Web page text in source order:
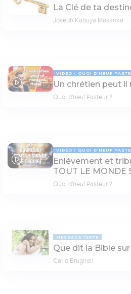
La Clé de ta
Joseph Kabuya Masanka
17:21
VIDÉO QUOI D'NEUF
Un chrétien peut il
Quoi d'neuf Pasteur ?
78:19
VIDÉO QUOI D'NEUF
Enlèvement et
TOUT LE MONDE
Quoi d'neuf Pasteur ?
MESSAGE TEXTE
Que dit la Bible
Carlo Brugnoli